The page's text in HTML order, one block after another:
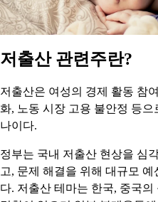
저출산 관련주란?
저출산은 여성의 경제 활동 참
화, 노동 시장 고용 불안정 등
나이다.
정부는 국내 저출산 현상을 심
고, 문제 해결을 위해 대규모
다. 저출산 테마는 한국, 중국